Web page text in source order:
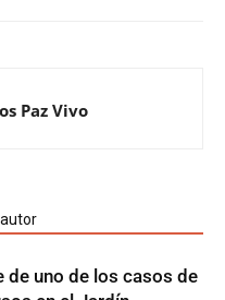
Paz Vivo
de uno de los casos de